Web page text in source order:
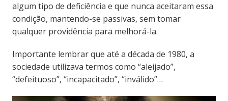
algum tipo de deficiência e que nunca aceitaram essa
condição, mantendo-se passivas, sem tomar
qualquer providência para melhorá-la.
Importante lembrar que até a década de 1980, a
sociedade utilizava termos como “aleijado”,
“defeituoso”, “incapacitado”, “inválido”…